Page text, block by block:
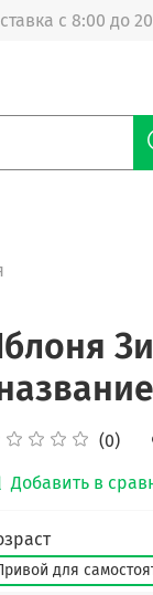
с 8:00 до
(0)
Добавить в
для